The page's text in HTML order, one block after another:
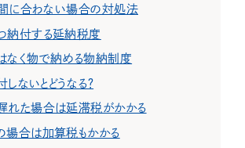
に合わない場合の対処法
納付する延納税度
なく物で納める物納制度
ないとどうなる？
れた場合は延滞税がかかる
場合は加算税もかかる